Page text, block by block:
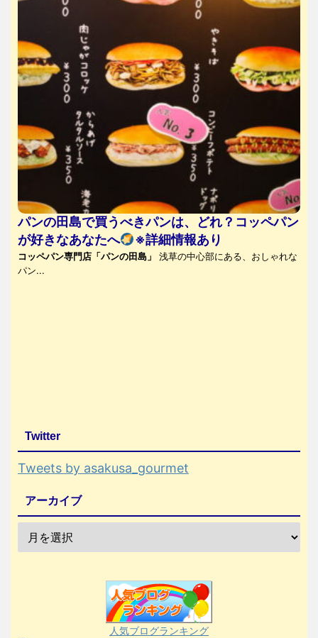
パンの田島で買うべきパンは、どれ？コッペパン
が好きなあなたへ
※詳細情報あり
コッペパン専門店「パンの田島」
浅草の中心部にある、おしゃれな
パン...
Twitter
Tweets by asakusa_gourmet
アーカイブ
人気ブログランキング